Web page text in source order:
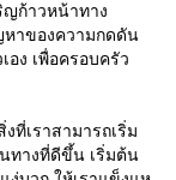
ก้าวหน้าทาง
หาของความกดดัน
อง เพื่อครอบครัว
ที่เราสามารถเริ่ม
ทางที่ดีขึ้น เริ่มต้น